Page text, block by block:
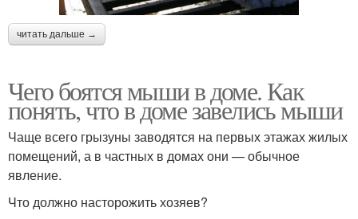
читать дальше →
Чего боятся мыши в доме. Как
понять, что в доме завелись мыши
Чаще всего грызуны заводятся на первых этажах жилых
помещений, а в частных в домах они — обычное
явление.
Что должно насторожить хозяев?